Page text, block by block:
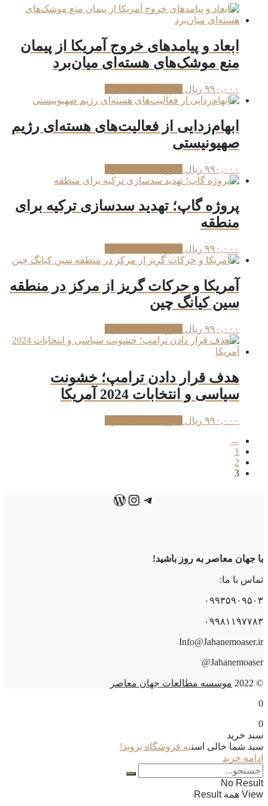
ابعاد و پیامدهای خروج آمریکا از پیمان
منع موشک‌های هسته‌ای میان‌برد
۹۹۰,۰۰۰ ریال
ابهام‌زدايی از فعاليت‌های هسته‌ای رژیم
صهیونیستی
۹۹۰,۰۰۰ ریال
پروژه گاپ؛ تهدید سدسازی ترکیه برای
منطقه
۹۹۰,۰۰۰ ریال
آمریکا و حرکات گریز از مرکز در منطقه
سین کیانگ چین
۹۹۰,۰۰۰ ریال
هدف قرار دادن ترامپ؛ خشونت
سیاسی و انتخابات 2024 آمریکا
۹۹۰,۰۰۰ ریال
→
1
2
3
تلگرام
اینستاگرم
وردپرس
با جهان معاصر به روز باشید!
تماس با ما:
۰۹۹۳۵۹۰۹۵۰۳
۰۹۹۸۱۱۹۷۷۸۳
Info@Jahanemoaser.ir
Jahanemoaser@
© 2022
موسسه مطالعات جهان معاصر
0
0
سبد خرید
سبد شما خالی استبه فروشگاه بروید!
ادامه خرید
No Result
View همه Result